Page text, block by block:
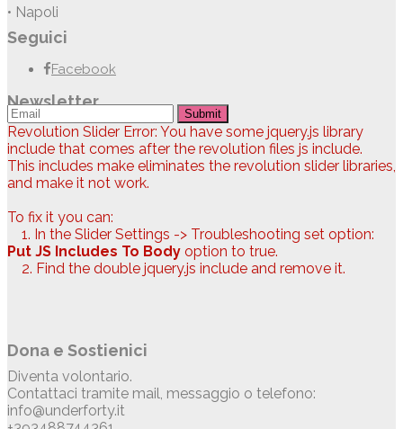
• Napoli
Seguici
Facebook
Newsletter
Submit
Revolution Slider Error: You have some jquery.js library
include that comes after the revolution files js include.
This includes make eliminates the revolution slider libraries,
and make it not work.
To fix it you can:
1. In the Slider Settings -> Troubleshooting set option:
Put JS Includes To Body option to true.
2. Find the double jquery.js include and remove it.
Dona e Sostienici
Diventa volontario.
Contattaci tramite mail, messaggio o telefono:
info@underforty.it